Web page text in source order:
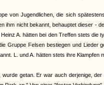
von Jugendlichen, die sich
ihm nicht bekannt, behauptet dieser -
A. hätten bei den Treffen stets
Gruppe Felsen bestiegen und Lieder
L. und A. hätten stets ihre Klampfen
getan. Er war auch derjenige,